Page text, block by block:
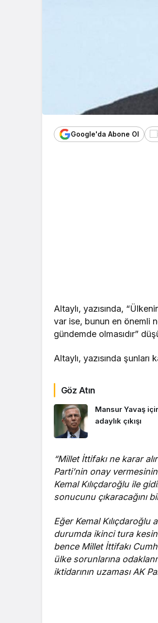
Google'da Abone Ol
Altaylı, yazısında,
var ise, bunun en önemli
gündemde olmasıdır”
Altaylı, yazısında şunları
Göz Atın
Mansur Yavaş
adaylık çıkışı
“Millet İttifakı ne karar
Parti’nin onay
Kemal Kılıçdaroğlu ile
sonucunu çıkaracağını
Eğer Kemal
durumda ikinci tura
bence Millet İttifakı
ülke sorunlarına
iktidarının uzaması AK